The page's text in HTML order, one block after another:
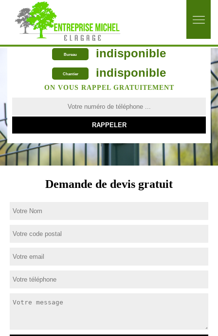
Bureau indisponible
Chantier indisponible
ON VOUS RAPPEL GRATUITEMENT
Demande de devis gratuit